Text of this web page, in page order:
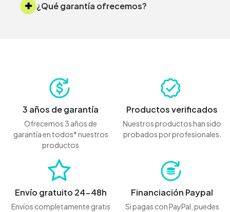
¿Qué garantía ofrecemos?
3 años de garantía
Ofrecemos 3 años de
garantía en todos* nuestros
productos
Productos verificados
Nuestros productos han sido
probados por profesionales.
Envío gratuito 24-48h
Envíos completamente gratis
Financiación Paypal
Si pagas con PayPal, puedes